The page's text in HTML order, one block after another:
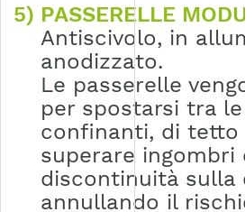
5) PASSERELLE
Antiscivolo, in
anodizzato.
Le passerelle
per spostarsi tra
confinanti, di
superare ingombri
discontinuità sulla
annullando il